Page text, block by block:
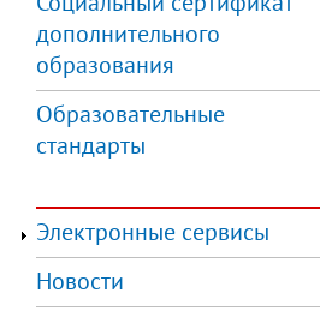
дополнительного
образования
Образовательные
стандарты
Электронные сервисы
Новости